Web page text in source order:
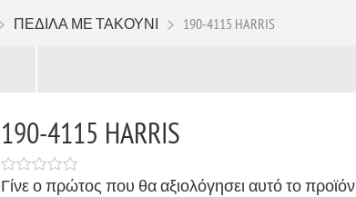
ΠΕΔΙΛΑ ΜΕ ΤΑΚΟΥΝΙ 190-4115 HARRIS
190-4115 HARRIS
Γίνε ο πρώτος που θα αξιολόγησει αυτό το προϊόν